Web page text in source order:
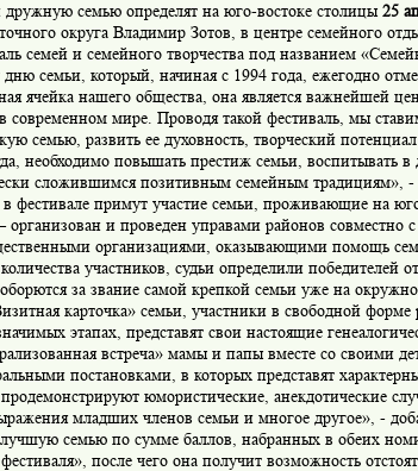
семью определят на юго-востоке столицы25
округа Владимир Зотов, в центре семейного
семей и семейного творчества под названием
семьи, который, начиная с 1994 года, ежегодно
ячейка нашего общества, она является важнейшей
мире. Проводя такой фестиваль, мы
семью, развить ее духовность, творческий
необходимо повышать престиж семьи, воспитывать
сложившимся позитивным семейным традициям», -
фестивале примут участие семьи, проживающие на
организован и проведен управами районов совместно
организациями, оказывающими помощь
участников, судьи определили победителей
за звание самой крепкой семьи уже на
карточка» семьи, участники в свободной форме
этапах, представят свои настоящие
встреча» мамы и папы вместе со своими
постановками, в которых представят
юмористические, анекдотические
младших членов семьи и многое другое», -
семью по сумме баллов, набранных в обеих
после чего она получит возможность